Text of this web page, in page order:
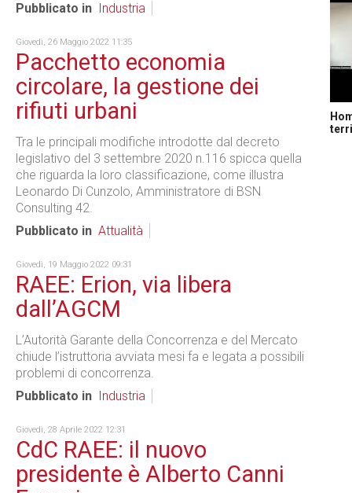
Pubblicato in
Industria
Giovedì, 26 Maggio 2022 11:35
Pacchetto economia
circolare, la gestione dei
rifiuti urbani
Tra le principali modifiche introdotte dal decreto
legislativo del 3 settembre 2020 n.116 spicca quella
che riguarda la loro classificazione, come illustra
Leonardo Di Cunzolo, Amministratore di BSN
Consulting 42.
Pubblicato in Attualità
Giovedì, 19 Maggio 2022 09:31
RAEE: Erion, via libera
dall’AGCM
L’Autorità Garante della Concorrenza e del Mercato
chiude l’istruttoria avviata mesi fa e legata a possibili
problemi di concorrenza.
Pubblicato in
Industria
Giovedì, 28 Aprile 2022 12:31
CdC RAEE: il nuovo
presidente è Alberto Canni